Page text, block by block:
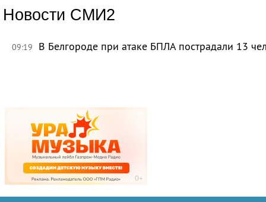
Новости СМИ2
09:19 В Белгороде при атаке БПЛА пострадали 13